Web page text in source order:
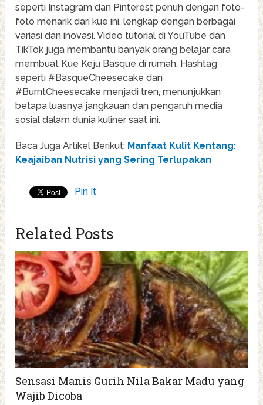
seperti Instagram dan Pinterest penuh dengan foto-
foto menarik dari kue ini, lengkap dengan berbagai
variasi dan inovasi. Video tutorial di YouTube dan
TikTok juga membantu banyak orang belajar cara
membuat Kue Keju Basque di rumah. Hashtag
seperti #BasqueCheesecake dan
#BurntCheesecake menjadi tren, menunjukkan
betapa luasnya jangkauan dan pengaruh media
sosial dalam dunia kuliner saat ini.
Baca Juga Artikel Berikut: Manfaat Kulit Kentang:
Keajaiban Nutrisi yang Sering Terlupakan
Pin It
Related Posts
Sensasi Manis Gurih Nila Bakar Madu yang
Wajib Dicoba